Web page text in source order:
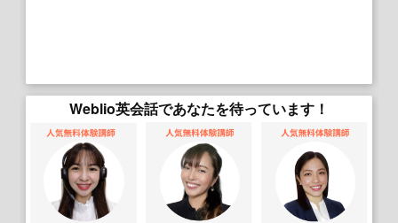
Weblio英会話であなたを待っています！